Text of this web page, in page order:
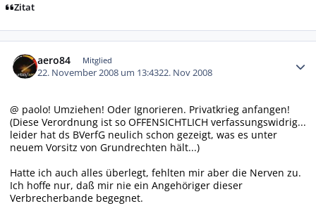
Zitat
aero84 Mitglied
22. November 2008 um 13:4322. Nov 2008
@ paolo! Umziehen! Oder Ignorieren. Privatkrieg anfangen!
(Diese Verordnung ist so OFFENSICHTLICH verfassungswidrig...
leider hat ds BVerfG neulich schon gezeigt, was es unter
neuem Vorsitz von Grundrechten hält...)
Hatte ich auch alles überlegt, fehlten mir aber die Nerven zu.
Ich hoffe nur, daß mir nie ein Angehöriger dieser
Verbrecherbande begegnet.